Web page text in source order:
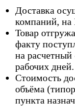
Доставка
компаний,
Товар
факту
на расчетный
рабочих дней.
Стоимость
объёма
пункта